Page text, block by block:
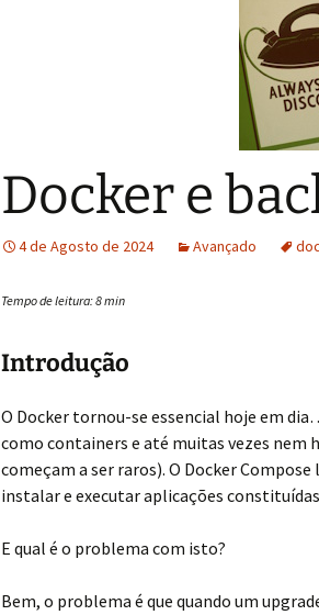
Docker e
4 de Agosto de 2024 Avançado
Tempo de leitura:8min
Introdução
O Docker tornou-se essencial hoje em
como containers e até muitas vezes nem
começam a ser raros). O Docker
instalar e executar aplicações
E qual é o problema com isto?
Bem, o problema é que quando um